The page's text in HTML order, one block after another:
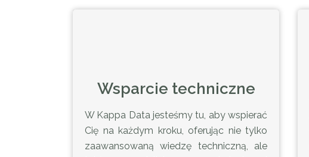
Wsparcie techniczne
W Kappa Data jesteśmy tu, aby wspierać
Cię na każdym kroku, oferując nie tylko
zaawansowaną wiedzę techniczną, ale